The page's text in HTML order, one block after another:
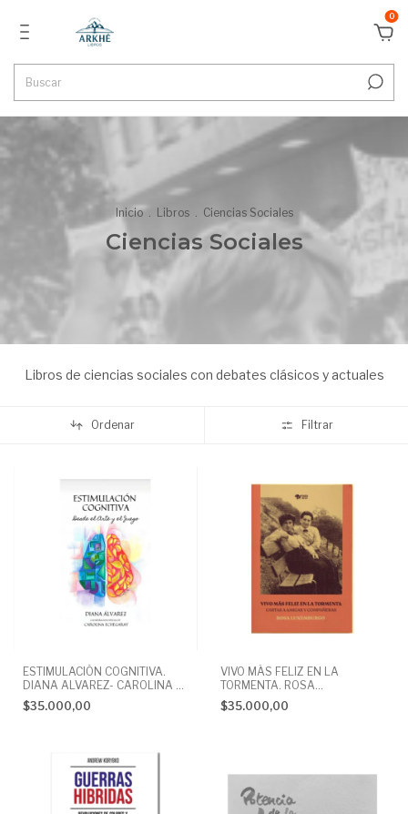
0
Inicio . Libros . Ciencias Sociales
Ciencias Sociales
Libros de ciencias sociales con debates clásicos y actuales
Ordenar Filtrar
ESTIMULACIÓN COGNITIVA.
DIANA ALVAREZ- CAROLINA V.
ECHEGARAY (Colaboradora)
$35.000,00
VIVO MÁS FELIZ EN LA
TORMENTA. ROSA
LUXEMBURGO
$35.000,00